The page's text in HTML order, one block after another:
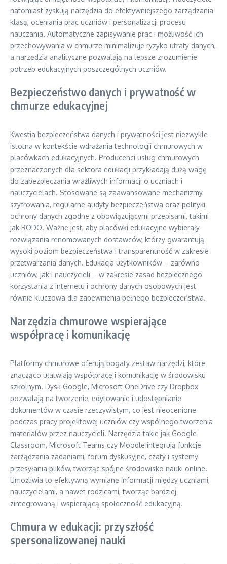
natomiast zyskują narzędzia do efektywniejszego zarządzania
klasą, oceniania prac uczniów i personalizacji procesu
nauczania. Automatyczne zapisywanie prac i możliwość ich
przechowywania w chmurze minimalizuje ryzyko utraty danych,
a narzędzia analityczne pozwalają na lepsze zrozumienie
potrzeb edukacyjnych poszczególnych uczniów.
Bezpieczeństwo danych i prywatność w
chmurze edukacyjnej
Kwestia bezpieczeństwa danych i prywatności jest niezwykle
istotna w kontekście wdrażania technologii chmurowych w
placówkach edukacyjnych. Producenci usług chmurowych
przeznaczonych dla sektora edukacji przykładają dużą wagę
do zabezpieczania wrażliwych informacji o uczniach i
nauczycielach. Stosowane są zaawansowane mechanizmy
szyfrowania, regularne audyty bezpieczeństwa oraz polityki
ochrony danych zgodne z obowiązującymi przepisami, takimi
jak RODO. Ważne jest, aby placówki edukacyjne wybierały
rozwiązania renomowanych dostawców, którzy gwarantują
wysoki poziom bezpieczeństwa i transparentność w zakresie
przetwarzania danych. Edukacja użytkowników – zarówno
uczniów, jak i nauczycieli – w zakresie zasad bezpiecznego
korzystania z internetu i ochrony danych osobowych jest
równie kluczowa dla zapewnienia pełnego bezpieczeństwa.
Narzędzia chmurowe wspierające
współpracę i komunikację
Platformy chmurowe oferują bogaty zestaw narzędzi, które
znacząco ułatwiają współpracę i komunikację w środowisku
szkolnym. Dysk Google, Microsoft OneDrive czy Dropbox
pozwalają na tworzenie, edytowanie i udostępnianie
dokumentów w czasie rzeczywistym, co jest nieocenione
podczas pracy projektowej uczniów czy wspólnego tworzenia
materiałów przez nauczycieli. Narzędzia takie jak Google
Classroom, Microsoft Teams czy Moodle integrują funkcje
zarządzania zadaniami, forum dyskusyjne, czaty i systemy
przesyłania plików, tworząc spójne środowisko nauki online.
Umożliwia to efektywną wymianę informacji między uczniami,
nauczycielami, a nawet rodzicami, tworząc bardziej
zintegrowaną i wspierającą społeczność edukacyjną.
Chmura w edukacji: przyszłość
spersonalizowanej nauki